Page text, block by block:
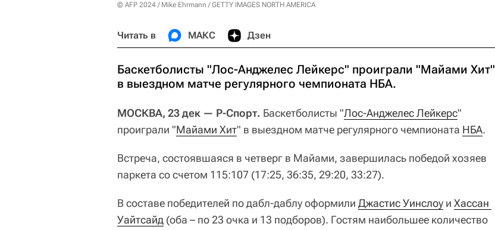
© AFP 2024 / Mike Ehrmann / GETTY IMAGES NORTH AMERICA
Читать в МАКС Дзен
Баскетболисты "Лос-Анджелес Лейкерс" проиграли "Майами Хит"
в выездном матче регулярного чемпионата НБА.
МОСКВА, 23 дек — Р-Спорт. Баскетболисты "Лос-Анджелес Лейкерс"
проиграли "Майами Хит" в выездном матче регулярного чемпионата НБА.
Встреча, состоявшаяся в четверг в Майами, завершилась победой хозяев
паркета со счетом 115:107 (17:25, 36:35, 29:20, 33:27).
В составе победителей по дабл-даблу оформили Джастис Уинслоу и Хассан
Уайтсайд (оба – по 23 очка и 13 подборов). Гостям наибольшее количество